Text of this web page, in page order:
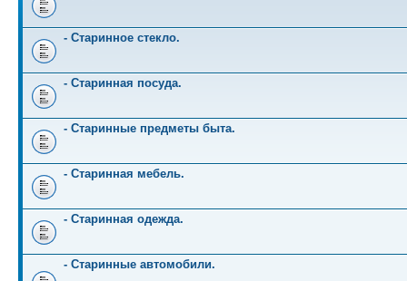
- Старинное стекло.
- Старинная посуда.
- Старинные предметы быта.
- Старинная мебель.
- Старинная одежда.
- Старинные автомобили.